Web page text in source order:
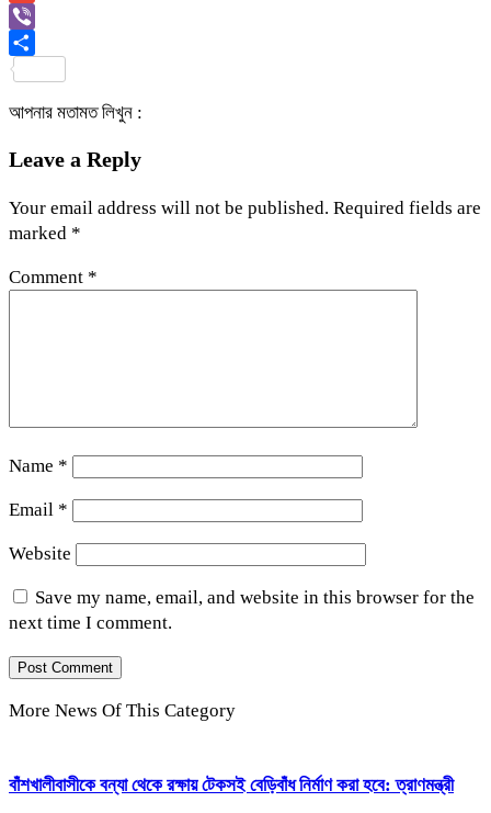
Link
Gmail
Viber
আপনার মতামত লিখুন :
Leave a Reply
Your email address will not be published. Required fields are
marked *
Comment *
Name *
Email *
Website
Save my name, email, and website in this browser for the
next time I comment.
More News Of This Category
বাঁশখালীবাসীকে বন্যা থেকে রক্ষায় টেকসই বেড়িবাঁধ নির্মাণ করা হবে: ত্রাণমন্ত্রী